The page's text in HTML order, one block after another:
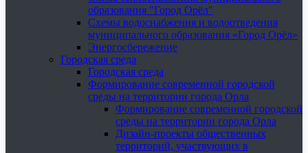
образования "Город Орёл"
Схемы водоснабжения и водоотведения
муниципального образования «Город Орёл»
Энергосбережение
Городская среда
Городская среда
Формирование современной городской
среды на территории города Орла
Формирование современной городской
среды на территории города Орла
Дизайн-проекты общественных
территорий, участвующих в